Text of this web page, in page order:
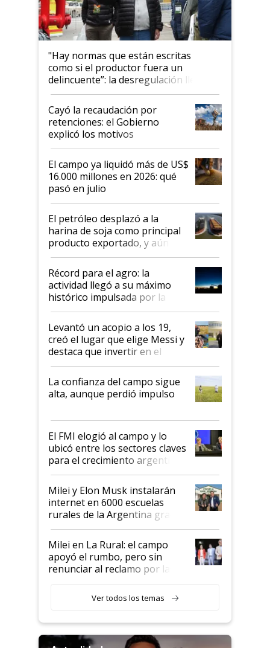
"Hay normas que están escritas
como si el productor fuera un
delincuente”: la desregulación llegó
al Congreso Aapresid y hasta se
habló del financiamiento al IPCVA
Cayó la recaudación por
retenciones: el Gobierno
explicó los motivos
El campo ya liquidó más de US$
16.000 millones en 2026: qué
pasó en julio
El petróleo desplazó a la
harina de soja como principal
producto exportado, y aún así
el agro aportó casi seis de cada
diez dólares y sostuvo el
liderazgo en un semestre
récord
Récord para el agro: la
actividad llegó a su máximo
histórico impulsada por la
cosecha y las exportaciones
Levantó un acopio a los 19,
creó el lugar que elige Messi y
destaca que invertir en el
kirchnerismo era como "darle
plata a un hijo para droga":
Juan Félix Rossetti, el libertario
que de una dura crisis salió
de Milei
La confianza del campo sigue
alta, aunque perdió impulso
El FMI elogió al campo y lo
ubicó entre los sectores claves
para el crecimiento argentino
Milei y Elon Musk instalarán
internet en 6000 escuelas
rurales de la Argentina gracias
a un acuerdo con Starlink
Milei en La Rural: el campo
apoyó el rumbo, pero sin
renunciar al reclamo por las
Ver todos los temas